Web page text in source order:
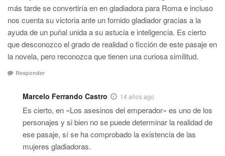
más tarde se convertiría en en gladiadora para Roma e incluso
nos cuenta su victoria ante un fornido gladiador gracias a la
ayuda de un puñal unida a su astucia e inteligencia. Es cierto
que desconozco el grado de realidad o ficción de este pasaje en
la novela, pero reconozca que tienen una curiosa similitud.
Responder
Marcelo Ferrando Castro 14 años ago
Es cierto, en «Los asesinos del emperador» es uno de los
personajes y si bien no se puede determinar la realidad de
ese pasaje, sí se ha comprobado la existencia de las
mujeres gladiadoras.